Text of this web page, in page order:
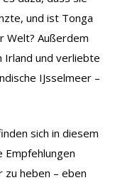
und ist Tonga
Welt? Außerdem
Irland und verliebte
IJsselmeer –
sich in diesem
Empfehlungen
zu heben – eben